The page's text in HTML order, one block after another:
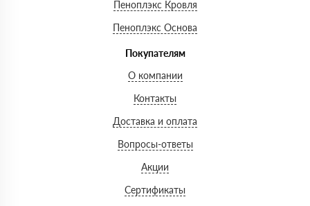
Пеноплэкс Кровля
Пеноплэкс Основа
Покупателям
О компании
Контакты
Доставка и оплата
Вопросы-ответы
Акции
Сертификаты